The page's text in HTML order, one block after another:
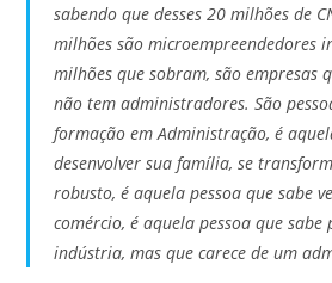
sabendo que desses 20 milhões de
milhões são microempreendedores
milhões que sobram, são empresas
não tem administradores. São
formação em Administração, é
desenvolver sua família, se
robusto, é aquela pessoa que sabe
comércio, é aquela pessoa que
indústria, mas que carece de um